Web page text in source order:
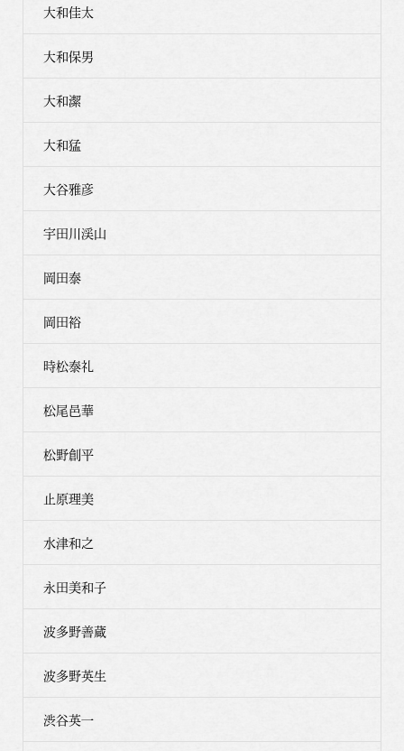
大和佳太
大和保男
大和潔
大和猛
大谷雅彦
宇田川渓山
岡田泰
岡田裕
時松泰礼
松尾邑華
松野創平
止原理美
水津和之
永田美和子
波多野善蔵
波多野英生
渋谷英一